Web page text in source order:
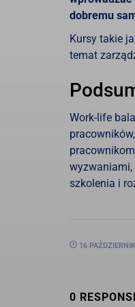
dobremu
Kursy takie
temat
Work-life
wyzwaniami,
szkolenia i
16
0